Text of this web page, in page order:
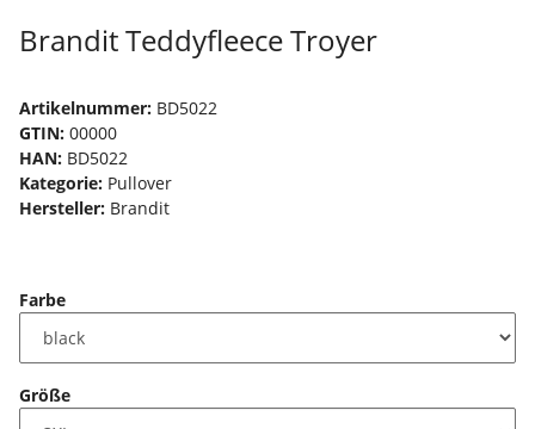
Brandit Teddyfleece Troyer
Artikelnummer: BD5022
GTIN: 00000
HAN: BD5022
Kategorie: Pullover
Hersteller: Brandit
Farbe
Größe